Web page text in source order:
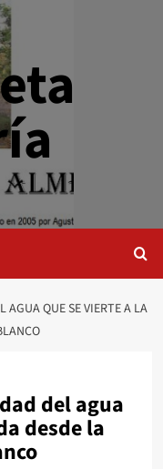
QUE SE VIERTE A LA
del agua
desde la